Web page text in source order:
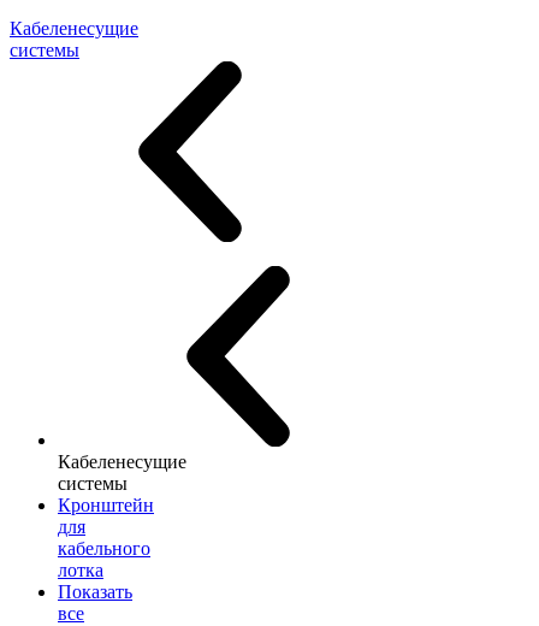
Кабеленесущие
системы
Кабеленесущие
системы
Кронштейн
для
кабельного
лотка
Показать
все